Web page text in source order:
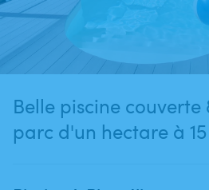
Belle piscine
parc d'un hectare à